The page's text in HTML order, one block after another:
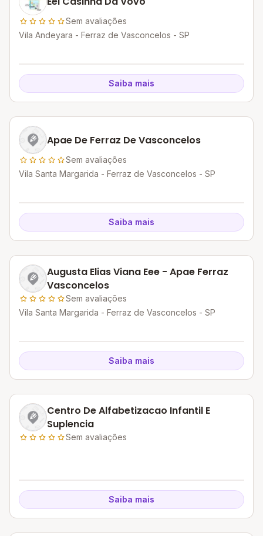
Sem avaliações
Vila Andeyara - Ferraz de Vasconcelos - SP
Saiba mais
Apae De Ferraz De Vasconcelos
Sem avaliações
Vila Santa Margarida - Ferraz de Vasconcelos - SP
Saiba mais
Augusta Elias Viana Eee - Apae Ferraz
Vasconcelos
Sem avaliações
Vila Santa Margarida - Ferraz de Vasconcelos - SP
Saiba mais
Centro De Alfabetizacao Infantil E
Suplencia
Sem avaliações
Saiba mais